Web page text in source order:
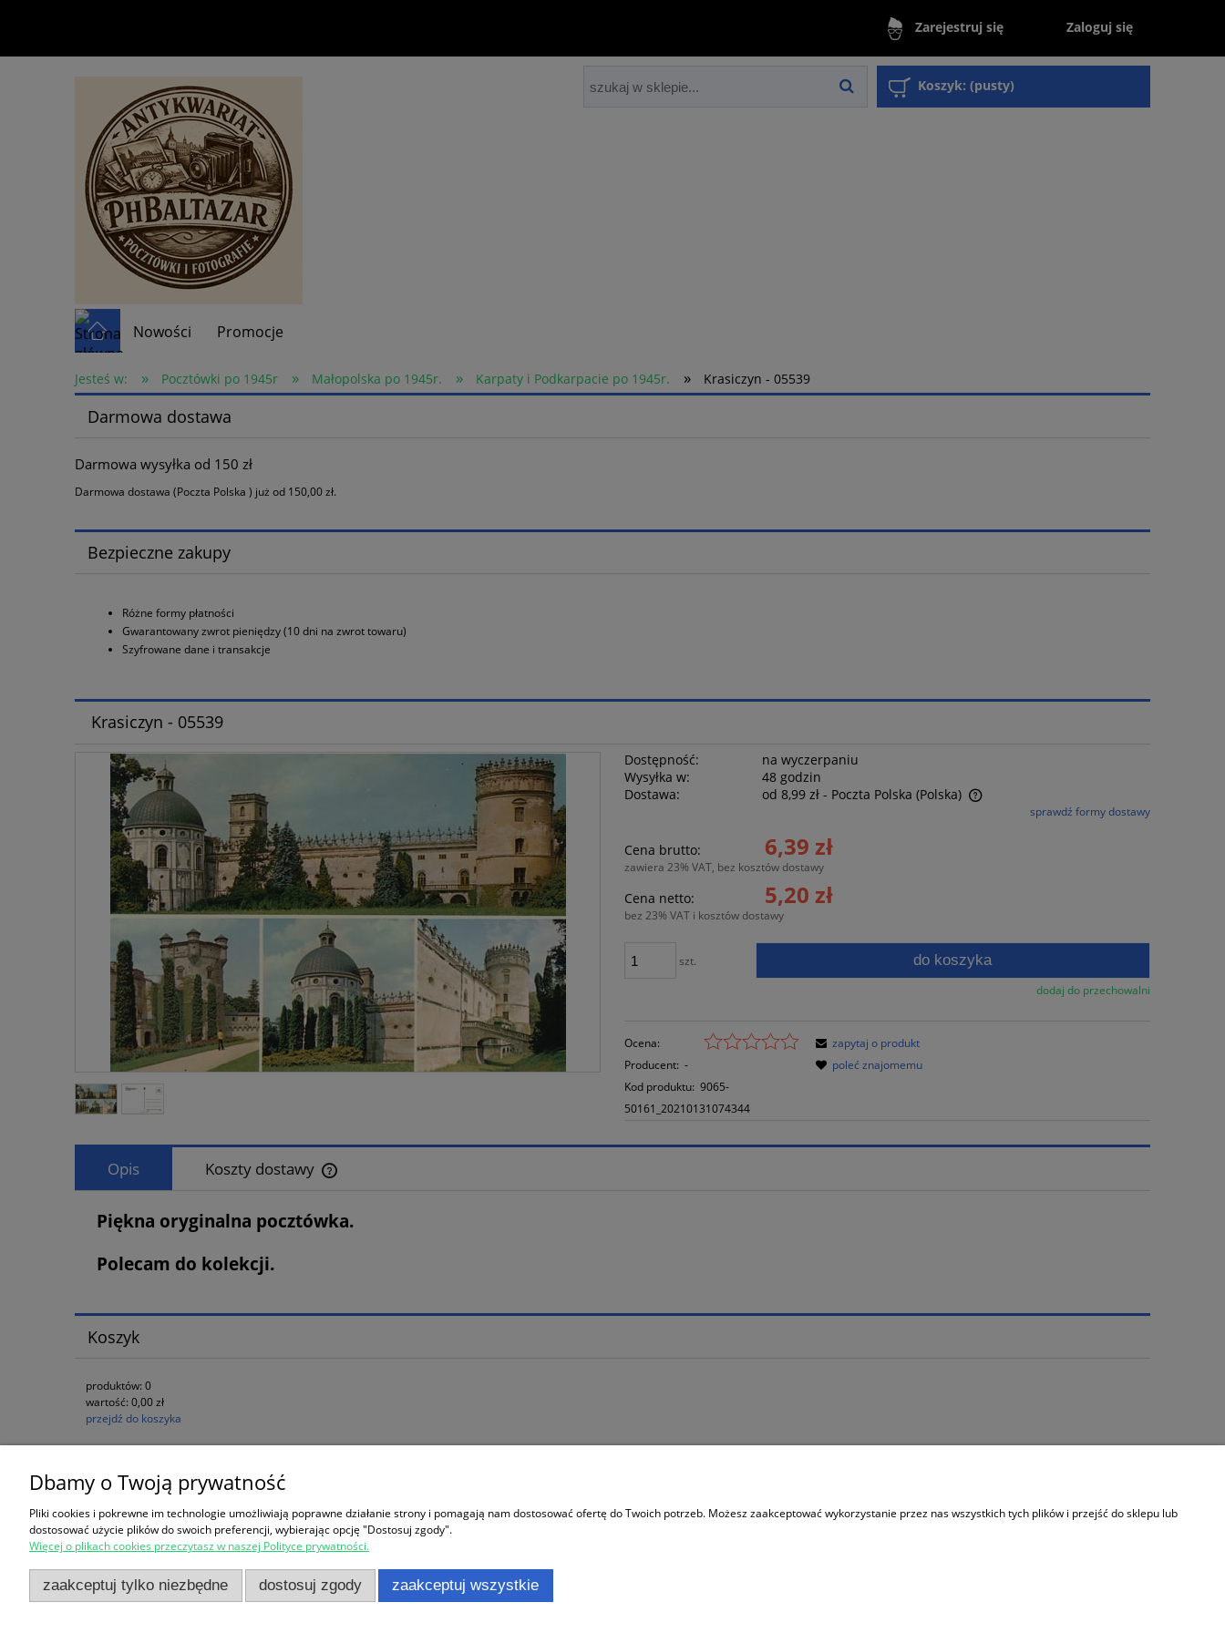
Zarejestruj się Zaloguj się
Koszyk: (pusty)
Nowości Promocje
Jesteś w: » Pocztówki po 1945r » Małopolska po 1945r. » Karpaty i Podkarpacie po 1945r. » Krasiczyn - 05539
Darmowa dostawa
Darmowa wysyłka od 150 zł
Darmowa dostawa (Poczta Polska ) już od 150,00 zł.
Bezpieczne zakupy
Różne formy płatności
Gwarantowany zwrot pieniędzy (10 dni na zwrot towaru)
Szyfrowane dane i transakcje
Krasiczyn - 05539
Dostępność:
na wyczerpaniu
Wysyłka w:
48 godzin
Dostawa:
od 8,99 zł - Poczta Polska(Polska)
Cena nie zawiera ewentualnych kosztów
płatności
sprawdź formy dostawy
Cena brutto: 6,39 zł
zawiera 23% VAT, bez kosztów dostawy
Cena netto: 5,20 zł
bez 23% VAT i kosztów dostawy
szt. do koszyka
dodaj do przechowalni
Ocena:
Producent: -
Kod produktu: 9065-
50161_20210131074344
zapytaj o produkt
poleć znajomemu
Opis Koszty dostawy
Cena nie zawiera ewentualnych kosztów
Piękna oryginalna pocztówka.
Polecam do kolekcji.
Koszyk
produktów: 0
wartość: 0,00 zł
przejdź do koszyka
Zakupy
Koszt dostawy
Czas realizacji zamówienia
Formy płatności
Reklamacje i zwroty
Regulamin sklepu
Jak kupować?
Polityka prywatności
Dbamy o Twoją prywatność
Pliki cookies i pokrewne im technologie umożliwiają poprawne działanie strony i pomagają nam dostosować ofertę do Twoich potrzeb. Możesz zaakceptować wykorzystanie przez nas wszystkich tych plików i przejść do sklepu lub
dostosować użycie plików do swoich preferencji, wybierając opcję "Dostosuj zgody".
Więcej o plikach cookies przeczytasz w naszej Polityce prywatności.
zaakceptuj tylko niezbędne dostosuj zgody zaakceptuj wszystkie